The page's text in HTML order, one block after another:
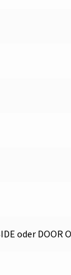
oder DOOR